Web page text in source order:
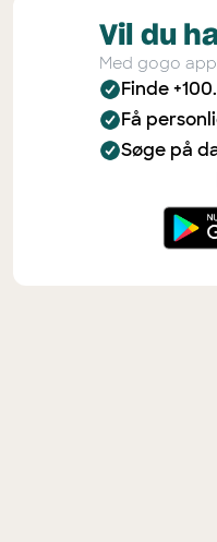
Vil du
Med gogo
Finde
Få
Søge på